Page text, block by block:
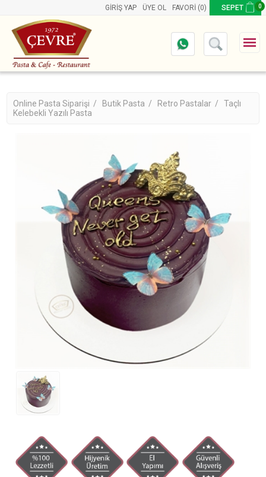
GIRIŞ YAP ÜYE OL FAVORI (0) SEPET 0
Online Pasta Siparişi / Butik Pasta / Retro Pastalar /
Taçlı
Kelebekli Yazılı Pasta